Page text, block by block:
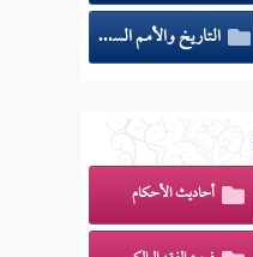
التاريخ والأمم السابقة
أحاديث الأحكام